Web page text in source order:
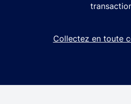
Collectez en toute